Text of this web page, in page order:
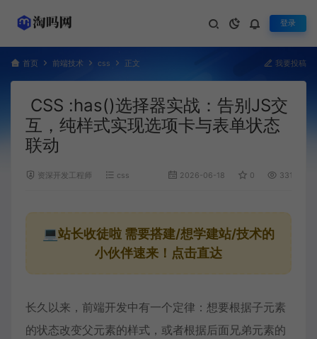
登录
首页 前端技术 css 正文 我要投稿
CSS :has()选择器实战：告别JS交
互，纯样式实现选项卡与表单状态
联动
资深开发工程师 css 2026-06-18 0 331
💻站长收徒啦 需要搭建/想学建站/技术的
小伙伴速来！点击直达
长久以来，前端开发中有一个定律：想要根据子元素
的状态改变父元素的样式，或者根据后面兄弟元素的